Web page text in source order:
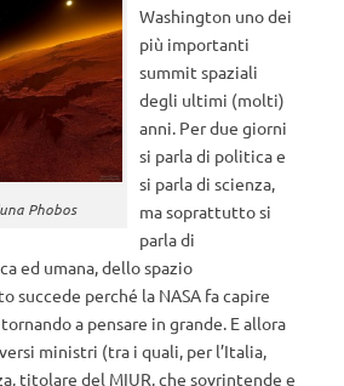
Phobos
Washington uno dei
più importanti
summit spaziali
degli ultimi (molti)
anni. Per due giorni
si parla di politica e
si parla di scienza,
ma soprattutto si
parla di
ed umana, dello spazio
succede perché la NASA fa capire
a pensare in grande. E allora
ministri (tra i quali, per l’Italia,
titolare del MIUR, che sovrintende e